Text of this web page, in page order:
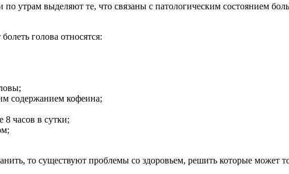
утрам выделяют те, что связаны с патологическим состоянием
голова относятся:
содержанием кофеина;
часов в сутки;
то существуют проблемы со здоровьем, решить которые может